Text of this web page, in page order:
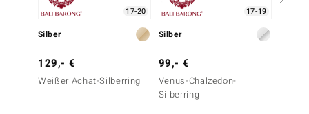
17-20
Silber
129,- €
Weißer Achat-Silberring
17-19
Silber
99,- €
Venus-Chalzedon-
Silberring